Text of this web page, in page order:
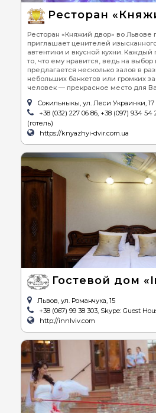
Ресторан
Ресторан «Княжий двор» во Львове
приглашает ценителей
автентики и вкусной кухни. Каждый
то, что ему нравится, ведь на выбор
предлагается несколько залов в
небольших банкетов или громких
человек — прекрасное место для
Сокильныкы, ул. Леси Украинки, 17
+38 (032) 227 06 86, +38 (097) 934 54
(готель)
https://knyazhyi-dvir.com.ua
Гостевой дом
Львов, ул. Романчука, 15
+38 (067) 99 38 303, Skype: Guest
http://innlviv.com